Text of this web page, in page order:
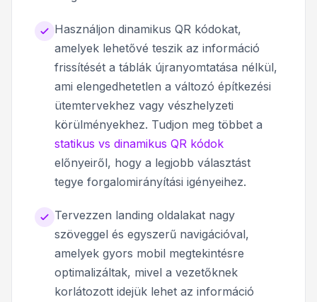
Használjon dinamikus QR kódokat,
amelyek lehetővé teszik az információ
frissítését a táblák újranyomtatása nélkül,
ami elengedhetetlen a változó építkezési
ütemtervekhez vagy vészhelyzeti
körülményekhez. Tudjon meg többet a
statikus vs dinamikus QR kódok
előnyeiről, hogy a legjobb választást
tegye forgalomirányítási igényeihez.
Tervezzen landing oldalakat nagy
szöveggel és egyszerű navigációval,
amelyek gyors mobil megtekintésre
optimalizáltak, mivel a vezetőknek
korlátozott idejük lehet az információ